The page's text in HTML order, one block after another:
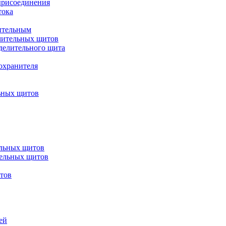
щитов
щита
щитов
щитов
щитов